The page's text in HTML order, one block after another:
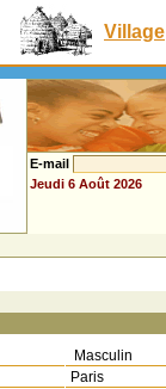
Village
E-mail
Jeudi 6 Août 2026
Masculin
Paris